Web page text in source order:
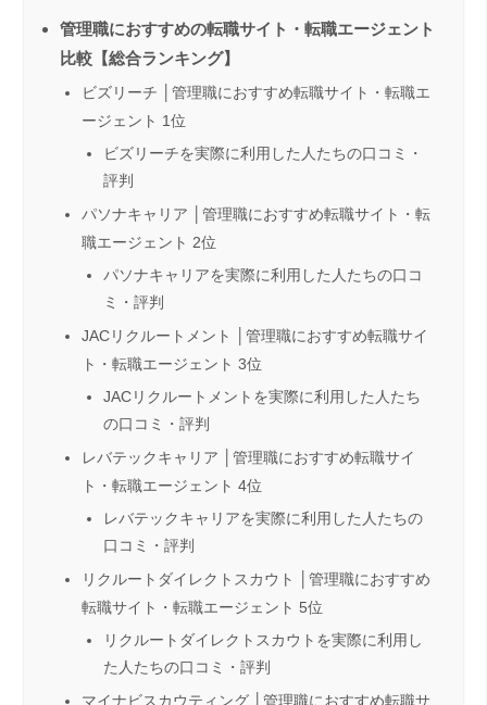
管理職におすすめの転職サイト・転職エージェント
比較【総合ランキング】
ビズリーチ │管理職におすすめ転職サイト・転職エ
ージェント 1位
ビズリーチを実際に利用した人たちの口コミ・
評判
パソナキャリア │管理職におすすめ転職サイト・転
職エージェント 2位
パソナキャリアを実際に利用した人たちの口コ
ミ・評判
JACリクルートメント │管理職におすすめ転職サイ
ト・転職エージェント 3位
JACリクルートメントを実際に利用した人たち
の口コミ・評判
レバテックキャリア │管理職におすすめ転職サイ
ト・転職エージェント 4位
レバテックキャリアを実際に利用した人たちの
口コミ・評判
リクルートダイレクトスカウト │管理職におすすめ
転職サイト・転職エージェント 5位
リクルートダイレクトスカウトを実際に利用し
た人たちの口コミ・評判
マイナビスカウティング │管理職におすすめ転職サ